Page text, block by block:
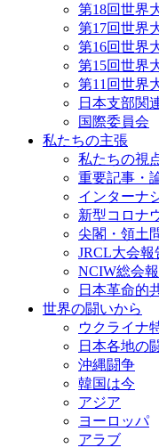
第18回世界
第17回世界
第16回世界
第15回世界
第11回世界
日本支部関
国際委員会
私たちの主張
私たちの視
重要記事・
インターナ
新型コロナ
尖閣・領土
JRCL大会報
NCIW総会
日本革命的
世界の闘いから
ウクライナ
日本各地の
沖縄闘争
韓国は今
アジア
ヨーロッパ
アラブ